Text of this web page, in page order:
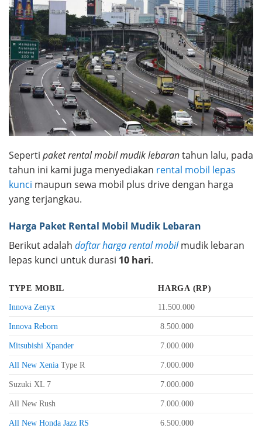
Seperti paket rental mobil mudik lebarantahun lalu, pada
tahun ini kami juga menyediakan rental mobil lepas
kunci maupun sewa mobil plus drive dengan harga
yang terjangkau.
Harga Paket Rental Mobil Mudik Lebaran
Berikut adalah daftar harga rental mobilmudik lebaran
lepas kunci untuk durasi 10 hari.
TYPE MOBIL
HARGA (RP)
Innova Zenyx
11.500.000
Innova Reborn 8.500.000
Mitsubishi Xpander 7.000.000
All New Xenia Type R 7.000.000
Suzuki XL 7 7.000.000
All New Rush 7.000.000
All New Honda Jazz RS 6.500.000